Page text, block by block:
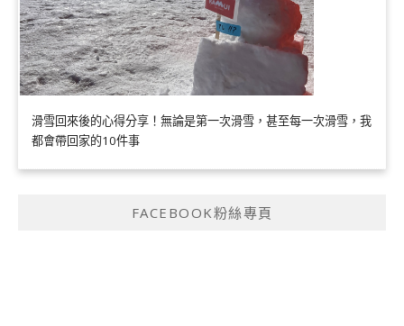
滑雪回來後的心得分享！無論是第一次滑雪，甚至每一次滑雪，我
都會帶回家的10件事
FACEBOOK粉絲專頁